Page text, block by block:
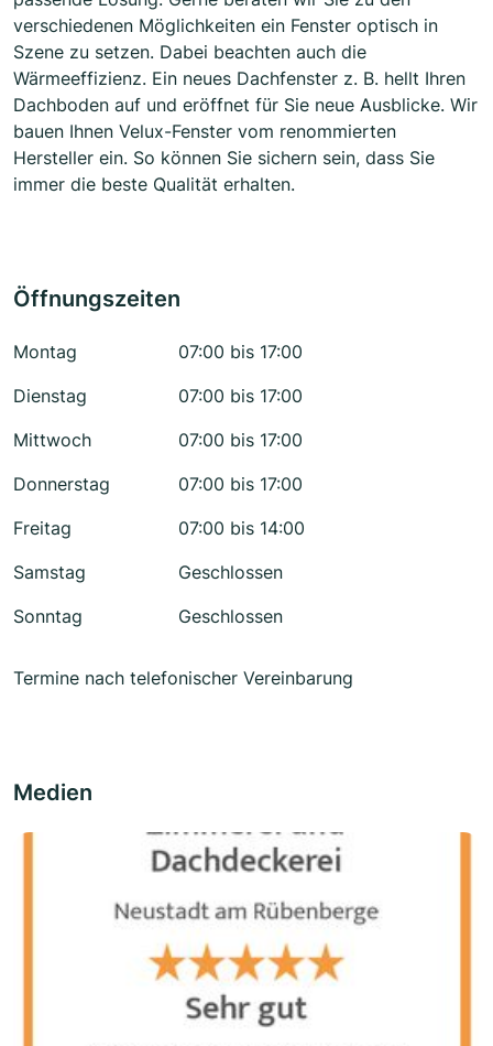
verschiedenen Möglichkeiten ein Fenster optisch in
Szene zu setzen. Dabei beachten auch die
Wärmeeffizienz. Ein neues Dachfenster z. B. hellt Ihren
Dachboden auf und eröffnet für Sie neue Ausblicke. Wir
bauen Ihnen Velux-Fenster vom renommierten
Hersteller ein. So können Sie sichern sein, dass Sie
immer die beste Qualität erhalten.
Öffnungszeiten
Montag
07:00 bis 17:00
Dienstag
07:00 bis 17:00
Mittwoch
07:00 bis 17:00
Donnerstag
07:00 bis 17:00
Freitag
07:00 bis 14:00
Samstag
Geschlossen
Sonntag
Geschlossen
Termine nach telefonischer Vereinbarung
Medien